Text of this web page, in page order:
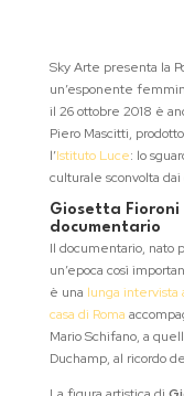
Sky Arte presenta la
un’esponente
il 26 ottobre 2018 è
Piero Mascitti,
l’Istituto Luce: lo
culturale sconvolta
Giosetta Fioroni
documentario
Il documentario, nato
un’epoca così
è una lunga intervista
casa di Roma
Mario Schifano, a
Duchamp, al ricordo